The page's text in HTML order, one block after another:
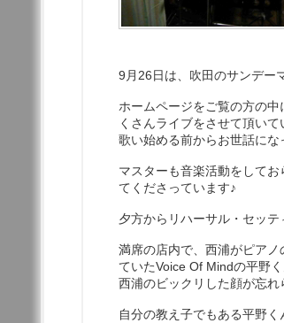
9月26日は、吹田のサンデー
ホームページをご覧の方の
くさんライブをさせて頂い
歌い始める前からお世話にな
マスターも音楽活動をして
てくださっています♪
夕方からリハーサル・セッテ
満席の店内で、西浦がピア
ていたVoice Of Mindの平野く
西浦のビックリした顔が忘れ
自分の教え子でもある平野